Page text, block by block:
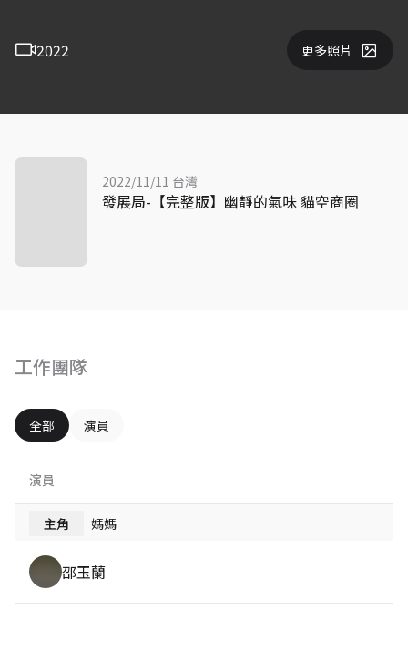
2022 更多照片
工作團隊
全部 演員
演員
主角 媽媽
邵玉蘭
2022/11/11 台灣
發展局-【完整版】幽靜的氣味 貓空商圈